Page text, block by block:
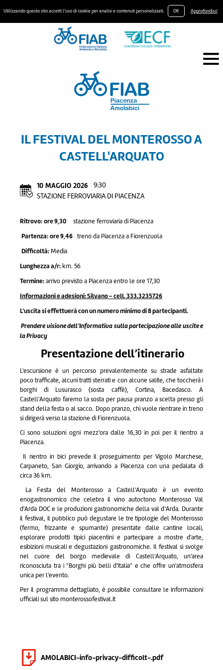
Utilizzando questo sito accetti l’uso di cookie per analisi e contenuti personalizzati. OK Approfondisci
IL FESTIVAL DEL MONTEROSSO A
CASTELL'ARQUATO
10 MAGGIO 2026
9:30
STAZIONE FERROVIARIA DI PIACENZA
Ritrovo:ore 9,30 stazione ferroviaria di Piacenza
Partenza:ore 9,46 treno da Piacenza a Fiorenzuola
Difficoltà:Media
Lunghezza a/r: km. 56
Termine:arrivo previsto a Piacenza entro le ore 17,30
Informazioni e adesioni: Silvano - cell. 333.3235726
L’uscita si effettuerà con un numero minimo di 8 partecipanti.
Prendere visione dell’Informativa sulla partecipazione alle uscite e
la Privacy
Presentazione dell’itinerario
L'escursione è un percorso prevalentemente su strade asfaltate
poco trafficate, alcuni tratti sterrati e con alcune salite, che toccherà i
borghi di Lusurasco (sosta caffè), Cortina, Bacedasco. A
Castell'Arquato faremo la sosta per pausa pranzo a scelta presso gli
stand della festa o al sacco. Dopo pranzo, chi vuole rientrare in treno
si dirigerà verso la stazione di Fiorenzuola.
Ci sono soluzioni ogni mezz'ora dalle 16,30 in poi per il rientro a
Piacenza.
Il rientro in bici prevede il proseguimento per Vigolo Marchese,
Carpaneto, San Giorgio, arrivando a Piacenza con una pedalata di
circa 36 km.
La Festa del Monterosso a Castell'Arquato è un evento
enogastronomico che celebra il vino autoctono Monterosso Val
d'Arda DOC e le produzioni gastronomiche della val d’Arda. Durante
il festival, il pubblico può degustare le tre tipologie del Monterosso
(fermo, frizzante e spumante) presentate dalle cantine locali,
esplorare prodotti tipici piacentini e partecipare a mostre d'arte,
esibizioni musicali e degustazioni gastronomiche. Il festival si svolge
nel cuore del borgo medievale di Castell'Arquato, un'area
riconosciuta tra i "Borghi più belli d'Italia" e che offre un'atmosfera
unica per l'evento.
Per il programma dettagliato, è possibile consultare le informazioni
ufficiali sul sito monterossofestival.it
AMOLABICI-info-privacy-difficolt-.pdf